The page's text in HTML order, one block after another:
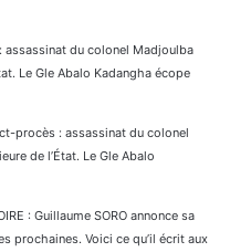
du colonel Madjoulba
Le Gle Abalo Kadangha écope
procès : assassinat du colonel
de l’État. Le Gle Abalo
: Guillaume SORO annonce sa
prochaines. Voici ce qu’il écrit aux